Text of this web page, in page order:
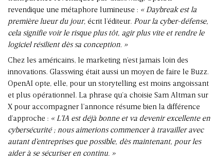
revendique une métaphore lumineuse : « Daybreak est la
première lueur du jour, écrit l’éditeur. Pour la cyber-défense,
cela signifie voir le risque plus tôt, agir plus vite et rendre le
logiciel résilient dès sa conception. »
Chez les américains, le marketing n’est jamais loin des
innovations. Glasswing était aussi un moyen de faire le Buzz.
OpenAI opte, elle, pour un storytelling est moins angoissant
et plus opérationnel. La phrase qu’a choisie Sam Altman sur
X pour accompagner l’annonce résume bien la différence
d’approche : « L’IA est déjà bonne et va devenir excellente en
cybersécurité ; nous aimerions commencer à travailler avec
autant d’entreprises que possible, dès maintenant, pour les
aider à se sécuriser en continu. »